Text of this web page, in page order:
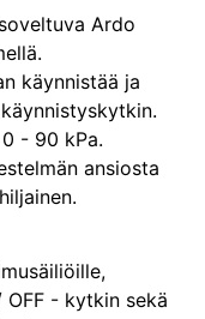
Ardo
käynnistää ja
- 90 kPa.
ansiosta
- kytkin sekä